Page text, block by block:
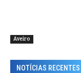
Aveiro
NOTÍCIAS RECENTES